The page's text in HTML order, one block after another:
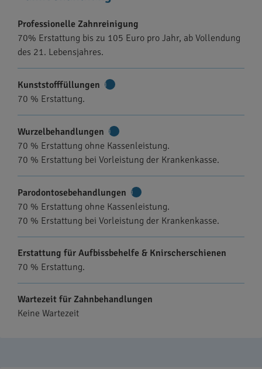
Professionelle Zahnreinigung
70% Erstattung bis zu 105 Euro pro Jahr, ab Vollendung
des 21. Lebensjahres.
Kunststofffüllungen
70 % Erstattung.
Wurzelbehandlungen
Informationen
70 % Erstattung ohne Kassenleistung.
70 % Erstattung bei Vorleistung der Krankenkasse.
Parodontosebehandlungen
Informationen
70 % Erstattung ohne Kassenleistung.
70 % Erstattung bei Vorleistung der Krankenkasse.
Erstattung für Aufbissbehelfe & Knirscherschienen
70 % Erstattung.
Wartezeit für Zahnbehandlungen
Keine Wartezeit